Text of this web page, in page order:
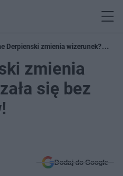
Derpienski zmienia wizerunek?
zmienia
się bez
Dodaj do Google